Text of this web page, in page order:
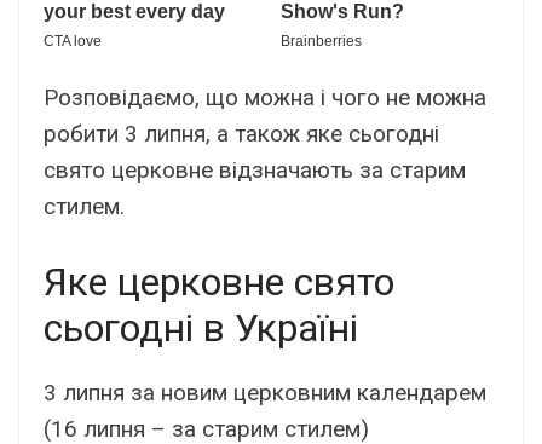
Розповідаємо, що можна і чого не можна
робити 3 липня, а також яке сьогодні
свято церковне відзначають за старим
стилем.
Яке церковне свято
сьогодні в Україні
3 липня за новим церковним календарем
(16 липня – за старим стилем)